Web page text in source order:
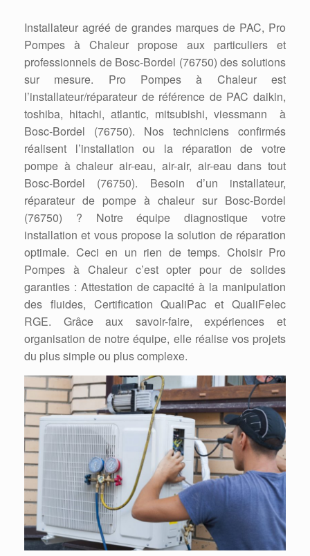
Installateur agréé de grandes marques de PAC, Pro
Pompes à Chaleur propose aux particuliers et
professionnels de Bosc-Bordel (76750) des solutions
sur mesure. Pro Pompes à Chaleur est
l’installateur/réparateur de référence de PAC daikin,
toshiba, hitachi, atlantic, mitsubishi, viessmann à
Bosc-Bordel (76750). Nos techniciens confirmés
réalisent l’installation ou la réparation de votre
pompe à chaleur air-eau, air-air, air-eau dans tout
Bosc-Bordel (76750). Besoin d’un installateur,
réparateur de pompe à chaleur sur Bosc-Bordel
(76750) ? Notre équipe diagnostique votre
installation et vous propose la solution de réparation
optimale. Ceci en un rien de temps. Choisir Pro
Pompes à Chaleur c’est opter pour de solides
garanties : Attestation de capacité à la manipulation
des fluides, Certification QualiPac et QualiFelec
RGE. Grâce aux savoir-faire, expériences et
organisation de notre équipe, elle réalise vos projets
du plus simple ou plus complexe.